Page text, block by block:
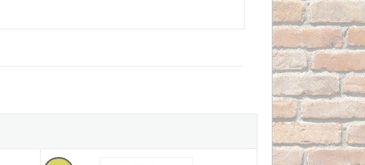
Siemens Optimum SD 300 V - Trifásica
Sierra de cinta con variador velocidad Optimum S 150 G